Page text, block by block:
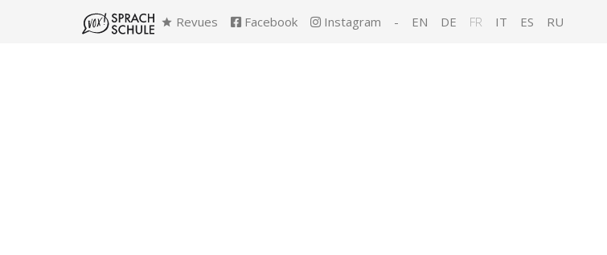
Revues Facebook Instagram - EN DE FR IT ES RU